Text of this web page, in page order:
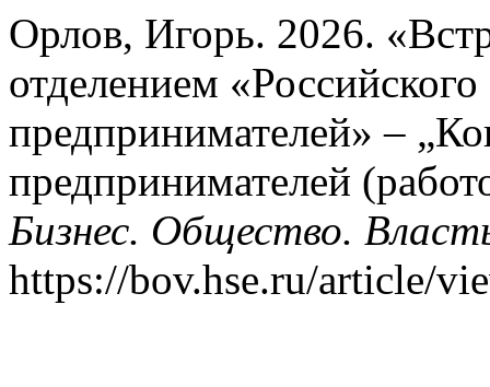
Орлов, Игорь. 2026.
отделением
предпринимателей» –
предпринимателей
Бизнес. Общество.
https://bov.hse.ru/article/